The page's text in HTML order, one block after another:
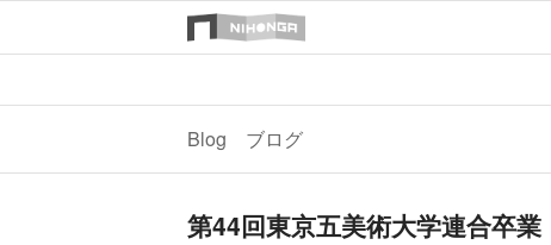
Blog ブログ
第44回東京五美術大学連合卒